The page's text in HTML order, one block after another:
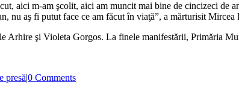
aici m-am şcolit, aici am muncit mai bine de cincizeci de
nu aş fi putut face ce am făcut în viaţă”, a mărturisit Mircea
Arhire şi Violeta Gorgos. La finele manifestării, Primăria
presă|0 Comments